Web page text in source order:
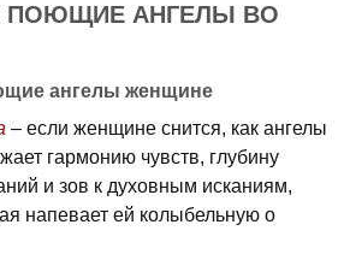
ПОЮЩИЕ АНГЕЛЫ ВО
ангелы женщине
– если женщине снится, как ангелы
гармонию чувств, глубину
и зов к духовным исканиям,
напевает ей колыбельную о